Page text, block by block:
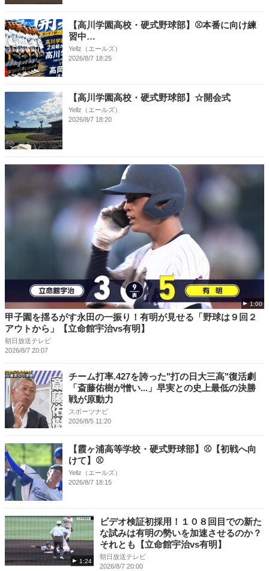
【高川学園高校・硬式野球部】⚾本番に向け練
習中…
Yellz（エールズ）
2026/8/7 18:25
【高川学園高校・硬式野球部】☆開会式
Yellz（エールズ）
2026/8/7 18:20
1:00
甲子園を揺るがす永田の一振り！有明が見せる「野球は９回２
アウトから」【立命館宇治vs有明】
朝日放送テレビ
2026/8/7 20:07
チーム打率.427を誇った"打の日大三高"復活劇
「斎藤佑樹が憎い...」早実との史上最低の決勝
戦が原動力
スポーツナビ
2026/8/5 11:20
【霞ヶ浦高等学校・硬式野球部】⚾【初戦へ向
けて】⚾
Yellz（エールズ）
2026/8/7 18:15
1:24
ビデオ検証初採用！１０８回目での新た
な試みは有明の勢いを加速させるのか？
それとも【立命館宇治vs有明】
朝日放送テレビ
2026/8/7 20:00